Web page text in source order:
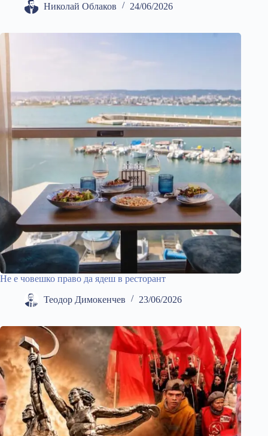
Николай Облаков 24/06/2026
Не е човешко право да ядеш в ресторант
Теодор Димокенчев 23/06/2026